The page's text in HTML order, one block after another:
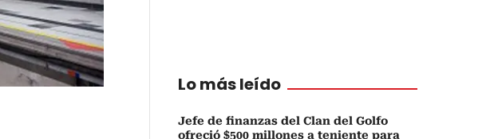
Lo más leído
Jefe de finanzas del Clan del Golfo
ofreció $500 millones a teniente para